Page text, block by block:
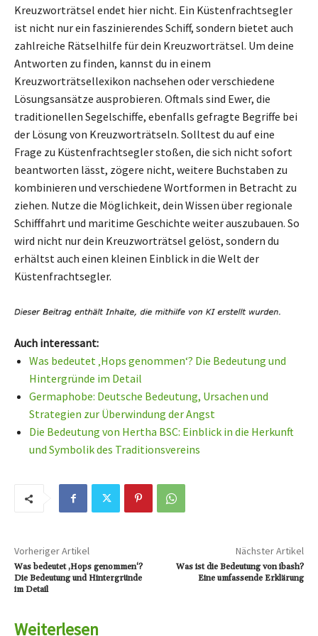
Kreuzworträtsel endet hier nicht. Ein Küstenfrachtsegler
ist nicht nur ein faszinierendes Schiff, sondern bietet auch
zahlreiche Rätselhilfe für dein Kreuzworträtsel. Um deine
Antworten zu finden, kannst du in einem
Kreuzworträtsellexikon nachsehen oder verschiedene
Lösungsansätze ausprobieren. Oftmals sind Ewer, die
traditionellen Segelschiffe, ebenfalls gefragte Begriffe bei
der Lösung von Kreuzworträtseln. Solltest du auf eine
Frage zu Küstenfrachtsegler stoßen, die sich nicht sofort
beantworten lässt, zögere nicht, weitere Buchstaben zu
kombinieren und verschiedene Wortformen in Betracht zu
ziehen. Nutze die Möglichkeit, dein Wissen über regionale
Schifffahrt und maritime Geschichte weiter auszubauen. So
wird nicht nur dein Kreuzworträtsel gelöst, sondern du
erhältst auch einen kleinen Einblick in die Welt der
Küstenfrachtsegler.
Auch interessant:
Was bedeutet ‚Hops genommen‘? Die Bedeutung und
Hintergründe im Detail
Germaphobe: Deutsche Bedeutung, Ursachen und
Strategien zur Überwindung der Angst
Die Bedeutung von Hertha BSC: Einblick in die Herkunft
und Symbolik des Traditionsvereins
Vorheriger Artikel
Was bedeutet ‚Hops genommen‘?
Die Bedeutung und Hintergründe
im Detail
Nächster Artikel
Was ist die Bedeutung von ibash?
Eine umfassende Erklärung
Weiterlesen